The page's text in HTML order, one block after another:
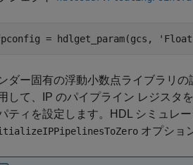
= hdlget_param(gcs,
ダー固有の浮動小数点ライブラリ
して、IP のパイプライン レジスタ
ティを設定します。HDL シミュレ
オプショ